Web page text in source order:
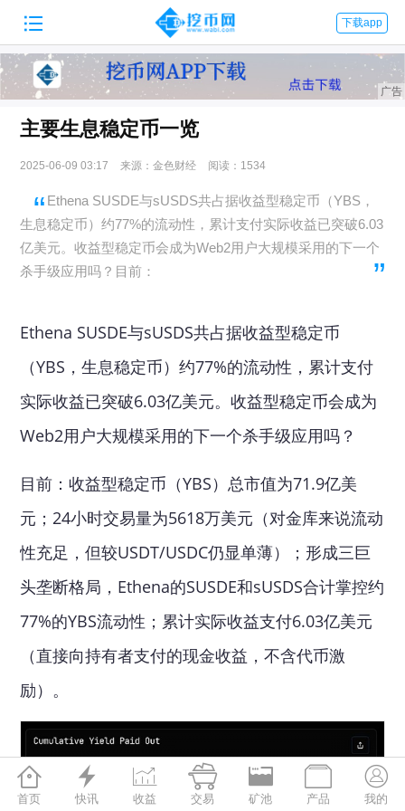
 下载app
主要生息稳定币一览
2025-06-09 03:17 来源：金色财经 阅读：1534
Ethena SUSDE与sUSDS共占据收益型稳定币（YBS，
生息稳定币）约77%的流动性，累计支付实际收益已突破6.03
亿美元。收益型稳定币会成为Web2用户大规模采用的下一个
杀手级应用吗？目前：
Ethena SUSDE与sUSDS共占据收益型稳定币
（YBS，生息稳定币）约77%的流动性，累计支付
实际收益已突破6.03亿美元。收益型稳定币会成为
Web2用户大规模采用的下一个杀手级应用吗？
目前：收益型稳定币（YBS）总市值为71.9亿美
元；24小时交易量为5618万美元（对金库来说流动
性充足，但较USDT/USDC仍显单薄）；形成三巨
头垄断格局，Ethena的SUSDE和sUSDS合计掌控约
77%的YBS流动性；累计实际收益支付6.03亿美元
（直接向持有者支付的现金收益，不含代币激
励）。

首页

快讯

收益

交易

矿池

产品

我的